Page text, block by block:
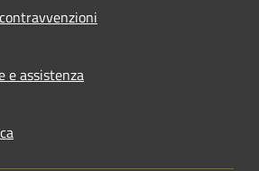
e assistenza